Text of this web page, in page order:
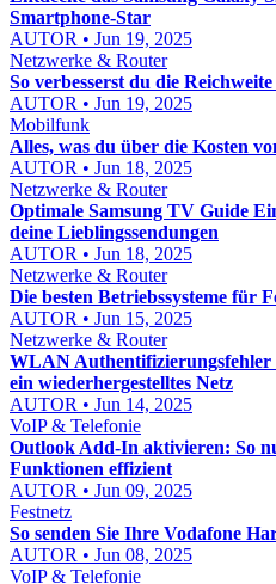
Smartphone-Star
AUTOR • Jun 19, 2025
Netzwerke & Router
So verbesserst du die
AUTOR • Jun 19, 2025
Mobilfunk
Alles, was du über die Kosten
AUTOR • Jun 18, 2025
Netzwerke & Router
Optimale Samsung TV Guide
deine Lieblingssendungen
AUTOR • Jun 18, 2025
Netzwerke & Router
Die besten Betriebssysteme für
AUTOR • Jun 15, 2025
Netzwerke & Router
WLAN Authentifizierungsfehler
ein wiederhergestelltes Netz
AUTOR • Jun 14, 2025
VoIP & Telefonie
Outlook Add-In aktivieren: So
Funktionen effizient
AUTOR • Jun 09, 2025
Festnetz
So senden Sie Ihre Vodafone
AUTOR • Jun 08, 2025
VoIP & Telefonie